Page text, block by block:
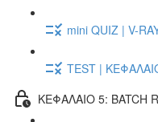
mini QUIZ | V-
TEST |
ΚΕΦΑΛΑΙΟ 5: BATCH